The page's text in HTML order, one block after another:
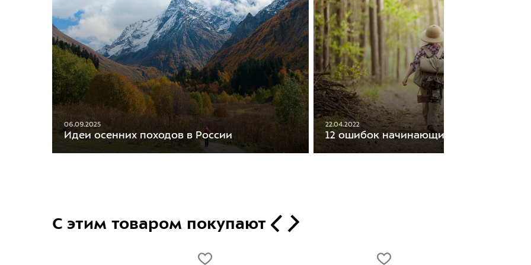
06.09.2025
Идеи осенних походов в России
22.04.2022
12 ошибок начинающих туристов
С этим товаром покупают